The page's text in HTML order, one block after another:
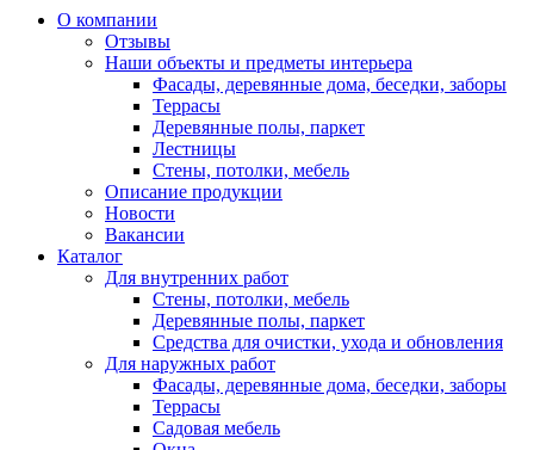
О компании
Отзывы
Наши объекты и предметы интерьера
Фасады, деревянные дома, беседки, заборы
Террасы
Деревянные полы, паркет
Лестницы
Стены, потолки, мебель
Описание продукции
Новости
Вакансии
Каталог
Для внутренних работ
Стены, потолки, мебель
Деревянные полы, паркет
Средства для очистки, ухода и обновления
Для наружных работ
Фасады, деревянные дома, беседки, заборы
Террасы
Садовая мебель